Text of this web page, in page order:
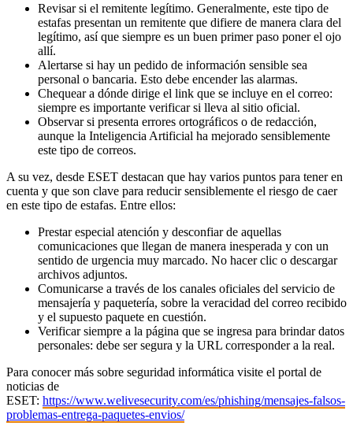
Revisar si el remitente legítimo. Generalmente, este tipo de
estafas presentan un remitente que difiere de manera clara del
legítimo, así que siempre es un buen primer paso poner el ojo
allí.
Alertarse si hay un pedido de información sensible sea
personal o bancaria. Esto debe encender las alarmas.
Chequear a dónde dirige el link que se incluye en el correo:
siempre es importante verificar si lleva al sitio oficial.
Observar si presenta errores ortográficos o de redacción,
aunque la Inteligencia Artificial ha mejorado sensiblemente
este tipo de correos.
A su vez, desde ESET destacan que hay varios puntos para tener en
cuenta y que son clave para reducir sensiblemente el riesgo de caer
en este tipo de estafas. Entre ellos:
Prestar especial atención y desconfiar de aquellas
comunicaciones que llegan de manera inesperada y con un
sentido de urgencia muy marcado. No hacer clic o descargar
archivos adjuntos.
Comunicarse a través de los canales oficiales del servicio de
mensajería y paquetería, sobre la veracidad del correo recibido
y el supuesto paquete en cuestión.
Verificar siempre a la página que se ingresa para brindar datos
personales: debe ser segura y la URL corresponder a la real.
Para conocer más sobre seguridad informática visite el portal de
noticias de
ESET: https://www.welivesecurity.com/es/phishing/mensajes-falsos-
problemas-entrega-paquetes-envios/